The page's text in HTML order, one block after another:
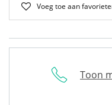
Voeg toe aan
Toon